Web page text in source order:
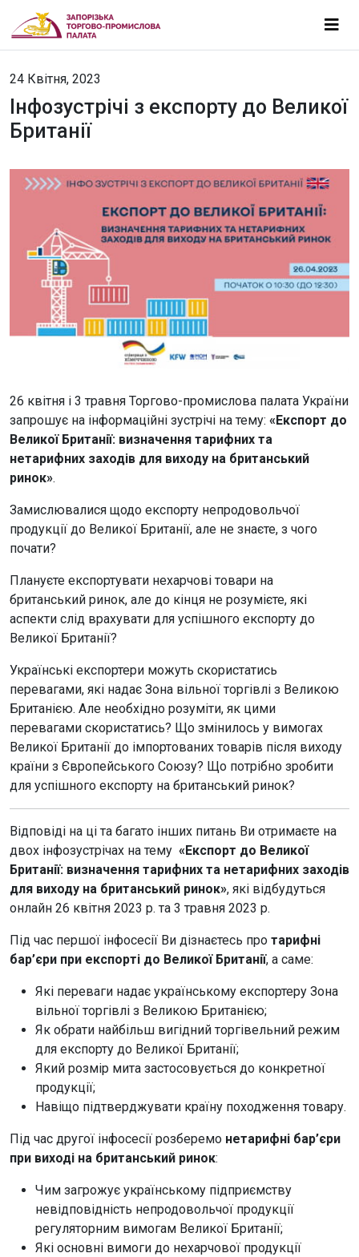
24 Квітня, 2023
Інфозустрічі з експорту до Великої
Британії
26 квітня і 3 травня Торгово-промислова палата України
запрошує на інформаційні зустрічі на тему: «Експорт до
Великої Британії: визначення тарифних та
нетарифних заходів для виходу на британський
ринок».
Замислювалися щодо експорту непродовольчої
продукції до Великої Британії, але не знаєте, з чого
почати?
Плануєте експортувати нехарчові товари на
британський ринок, але до кінця не розумієте, які
аспекти слід врахувати для успішного експорту до
Великої Британії?
Українські експортери можуть скористатись
перевагами, які надає Зона вільної торгівлі з Великою
Британією. Але необхідно розуміти, як цими
перевагами скористатись? Що змінилось у вимогах
Великої Британії до імпортованих товарів після виходу
країни з Європейського Союзу? Що потрібно зробити
для успішного експорту на британський ринок?
Відповіді на ці та багато інших питань Ви отримаєте на
двох інфозустрічах на тему «Експорт до Великої
Британії: визначення тарифних та нетарифних заходів
для виходу на британський ринок», які відбудуться
онлайн 26 квітня 2023 р. та 3 травня 2023 р.
Під час першої інфосесії Ви дізнаєтесь про тарифні
бар’єри при експорті до Великої Британії, а саме:
Які переваги надає українському експортеру Зона
вільної торгівлі з Великою Британією;
Як обрати найбільш вигідний торгівельний режим
для експорту до Великої Британії;
Який розмір мита застосовується до конкретної
продукції;
Навіщо підтверджувати країну походження товару.
Під час другої інфосесії розберемо нетарифні бар’єри
при виході на британський ринок:
Чим загрожує українському підприємству
невідповідність непродовольчої продукції
регуляторним вимогам Великої Британії;
Які основні вимоги до нехарчової продукції